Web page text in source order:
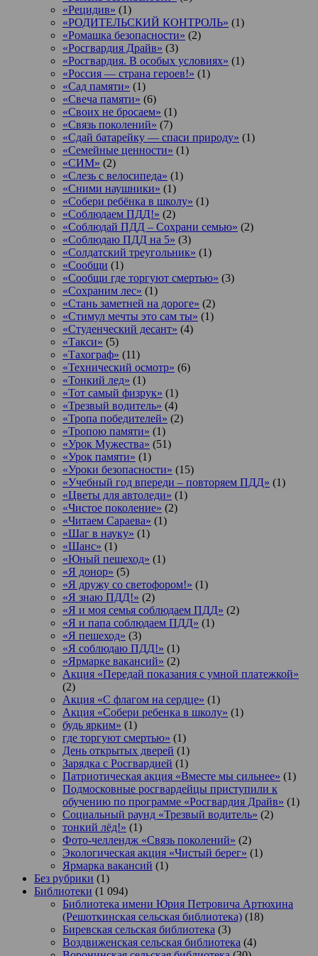
«Рецидив» (1)
«РОДИТЕЛЬСКИЙ КОНТРОЛЬ» (1)
«Ромашка безопасности» (2)
«Росгвардия Драйв» (3)
«Росгвардия. В особых условиях» (1)
«Россия — страна героев!» (1)
«Сад памяти» (1)
«Свеча памяти» (6)
«Своих не бросаем» (1)
«Связь поколений» (7)
«Сдай батарейку — спаси природу» (1)
«Семейные ценности» (1)
«СИМ» (2)
«Слезь с велосипеда» (1)
«Сними наушники» (1)
«Собери ребёнка в школу» (1)
«Соблюдаем ПДД!» (2)
«Соблюдай ПДД – Сохрани семью» (2)
«Соблюдаю ПДД на 5» (3)
«Солдатский треугольник» (1)
«Сообщи (1)
«Сообщи где торгуют смертью» (3)
«Сохраним лес» (1)
«Стань заметней на дороге» (2)
«Стимул мечты это сам ты» (1)
«Студенческий десант» (4)
«Такси» (5)
«Тахограф» (11)
«Технический осмотр» (6)
«Тонкий лед» (1)
«Тот самый физрук» (1)
«Трезвый водитель» (4)
«Тропа победителей» (2)
«Тропою памяти» (1)
«Урок Мужества» (51)
«Урок памяти» (1)
«Уроки безопасности» (15)
«Учебный год впереди – повторяем ПДД» (1)
«Цветы для автоледи» (1)
«Чистое поколение» (2)
«Читаем Сараева» (1)
«Шаг в науку» (1)
«Шанс» (1)
«Юный пешеход» (1)
«Я донор» (5)
«Я дружу со светофором!» (1)
«Я знаю ПДД!» (2)
«Я и моя семья соблюдаем ПДД» (2)
«Я и папа соблюдаем ПДД» (1)
«Я пешеход» (3)
«Я соблюдаю ПДД!» (1)
«Ярмарке вакансий» (2)
Акция «Передай показания с умной платежкой»
(2)
Акция «С флагом на сердце» (1)
Акция «Собери ребенка в школу» (1)
будь ярким» (1)
где торгуют смертью» (1)
День открытых дверей (1)
Зарядка с Росгвардией (1)
Патриотическая акция «Вместе мы сильнее» (1)
Подмосковные росгвардейцы приступили к
обучению по программе «Росгвардия Драйв» (1)
Социальный раунд «Трезвый водитель» (2)
тонкий лёд!» (1)
Фото-челлендж «Связь поколений» (2)
Экологическая акция «Чистый берег» (1)
Ярмарка вакансий (1)
Без рубрики (1)
Библиотеки (1 094)
Библиотека имени Юрия Петровича Артюхина
(Решоткинская сельская библиотека) (18)
Биревская сельская библиотека (3)
Воздвиженская сельская библиотека (4)